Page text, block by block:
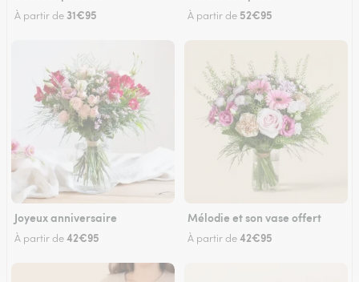
À partir de 31€95 À partir de 52€95
Joyeux anniversaire
À partir de42€95
Mélodie et son vase offert
À partir de42€95